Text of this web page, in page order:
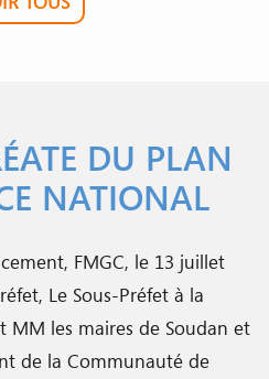
DU PLAN
NATIONAL
FMGC, le 13 juillet
Le Sous-Préfet à la
MM les maires de Soudan et
de la Communauté de